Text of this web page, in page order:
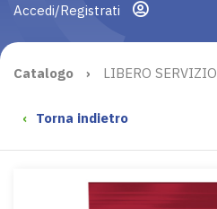
Accedi/Registrati
Catalogo › LIBERO SERVIZIO
‹ Torna indietro